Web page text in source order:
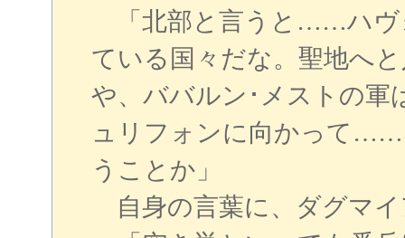
「北部と言うと……ハヴ
ている国々だな。聖地へ
や、ババルン･メストの軍
ュリフォンに向かって……
うことか」
自身の言葉に、ダグマ